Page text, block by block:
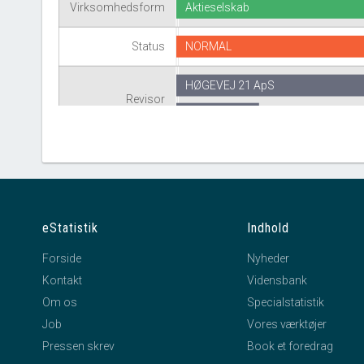
Virksomhedsform
Status
Revisor
Aktieselskab
NORMAL
HØGEVEJ 21 ApS
RS AF 1975.
eStatistik
Forside
Kontakt
Om os
Job
Pressen skrev
Indhold
Nyheder
Vidensbank
Specialstatistik
Vores værktøjer
Book et foredrag